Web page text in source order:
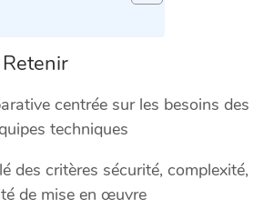
centrée sur les besoins des
techniques
des critères sécurité, complexité,
de mise en œuvre